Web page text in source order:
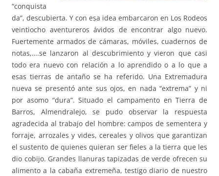
“conquista
da”, descubierta. Y con esa idea embarcaron en Los Rodeos
veintiocho aventureros ávidos de encontrar algo nuevo.
Fuertemente armados de cámaras, móviles, cuadernos de
notas,….se lanzaron al descubrimiento y vieron que casi
todo era nuevo con relación a lo aprendido o a lo que a
esas tierras de antaño se ha referido. Una Extremadura
nueva se presentó ante sus ojos, en nada “extrema” y ni
por asomo “dura”. Situado el campamento en Tierra de
Barros, Almendralejo, se pudo observar la respuesta
agradecida al trabajo del hombre: campos de sementera y
forraje, arrozales y vides, cereales y olivos que garantizan
el sustento de quienes quieran ser fieles a la tierra que les
dio cobijo. Grandes llanuras tapizadas de verde ofrecen su
alimento a la cabaña extremeña, testigo diario de nuestro